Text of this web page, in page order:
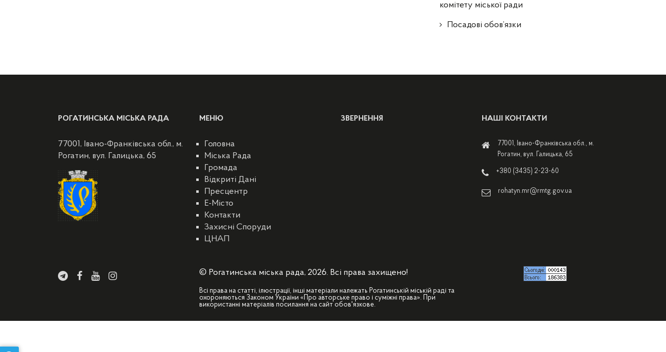
комітету міської ради
Посадові обов’язки
РОГАТИНСЬКА МІСЬКА РАДА
77001, Івано-Франківська обл., м.
Рогатин, вул. Галицька, 65
МЕНЮ
Головна
Міська Рада
Громада
Відкриті Дані
Пресцентр
E-Місто
Контакти
Захисні Споруди
ЦНАП
ЗВЕРНЕННЯ НАШІ КОНТАКТИ
77001, Івано-Франківська обл., м.
Рогатин, вул. Галицька, 65
+380 (3435) 2-23-60
rohatyn.mr@rmtg.gov.ua
© Рогатинська міська рада, 2026. Всі права захищено!
Всі права на статті, ілюстрації, інші матеріали належать Рогатинській міській раді та
охороняються Законом України «Про авторське право і суміжні права». При
використанні матеріалів посилання на сайт обов'язкове.